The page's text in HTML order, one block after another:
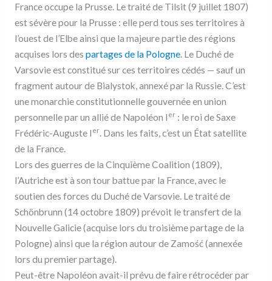
France occupe la Prusse. Le traité de Tilsit (9 juillet 1807)
est sévère pour la Prusse : elle perd tous ses territoires à
l’ouest de l’Elbe ainsi que la majeure partie des régions
acquises lors des partages de la Pologne. Le Duché de
Varsovie est constitué sur ces territoires cédés — sauf un
fragment autour de Bialystok, annexé par la Russie. C’est
une monarchie constitutionnelle gouvernée en union
personnelle par un allié de Napoléon I er: le roi de Saxe
Frédéric-Auguste I er. Dans les faits, c’est un État satellite
de la France.
Lors des guerres de la Cinquième Coalition (1809),
l’Autriche est à son tour battue par la France, avec le
soutien des forces du Duché de Varsovie. Le traité de
Schönbrunn (14 octobre 1809) prévoit le transfert de la
Nouvelle Galicie (acquise lors du troisième partage de la
Pologne) ainsi que la région autour de Zamość (annexée
lors du premier partage).
Peut-être Napoléon avait-il prévu de faire rétrocéder par